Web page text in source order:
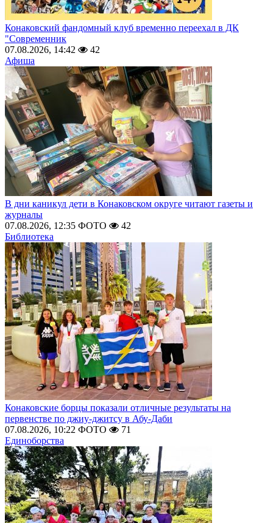
Конаковский фандомный клуб временно переехал в ДК
"Современник
07.08.2026, 14:42
42
Афиша
В дни каникул дети в Конаковском округе читают газеты и
журналы
07.08.2026, 12:35 ФОТО
42
Библиотека
Конаковские борцы показали отличные результаты на
первенстве по джиу-джитсу в Абу-Даби
07.08.2026, 10:22 ФОТО
71
Единоборства